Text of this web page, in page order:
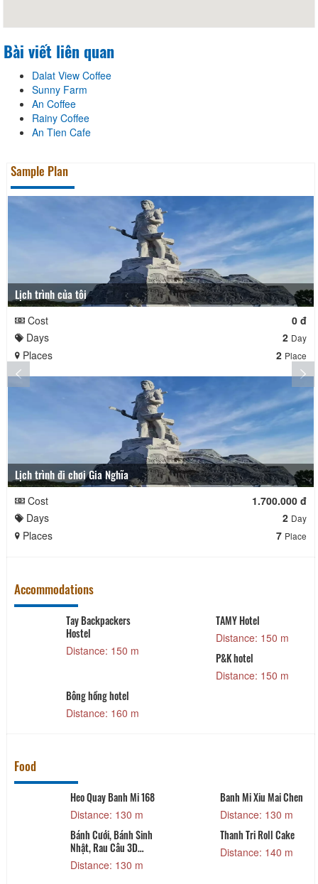
Bài viết liên quan
Dalat View Coffee
Sunny Farm
An Coffee
Rainy Coffee
An Tien Cafe
Sample Plan
Lịch trình của tôi
Cost
0 đ
Days
2 Day
Places 2 Place
Lịch trình đi chơi Gia Nghĩa
Cost
1.700.000 đ
Days
2 Day
Places 7 Place
Accommodations
Tay Backpackers
Hostel
Distance: 150 m
TAMY Hotel
Distance: 150 m
P&K hotel
Distance: 150 m
Bông hồng hotel
Distance: 160 m
Food
Heo Quay Banh Mi 168
Distance: 130 m
Banh Mi Xiu Mai Chen
Distance: 130 m
Bánh Cưới, Bánh Sinh
Nhật, Rau Câu 3D
Hương Giang - Đà Lạt
Distance: 130 m
Thanh Tri Roll Cake
Distance: 140 m